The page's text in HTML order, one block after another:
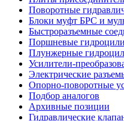
Поворотные
Блоки муфт БРС и
Быстроразъемные
Поршневые
Плунжерные
Усилители-
Электрические
Опорно-поворотные
Подбор аналогов
Архивные позиции
Гидравлические